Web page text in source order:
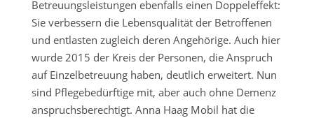
Betreuungsleistungen ebenfalls einen Doppeleffekt:
Sie verbessern die Lebensqualität der Betroffenen
und entlasten zugleich deren Angehörige. Auch hier
wurde 2015 der Kreis der Personen, die Anspruch
auf Einzelbetreuung haben, deutlich erweitert. Nun
sind Pflegebedürftige mit, aber auch ohne Demenz
anspruchsberechtigt. Anna Haag Mobil hat die